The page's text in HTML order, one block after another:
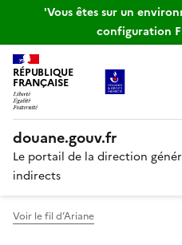
'Vous êtes sur un
configuration
RÉPUBLIQUE
FRANÇAISE
douane.gouv.fr
Le portail de la direction
indirects
Voir le fil d’Ariane